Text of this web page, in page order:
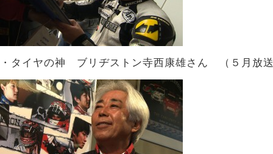
・タイヤの神 ブリヂストン寺西康雄さん （５月放